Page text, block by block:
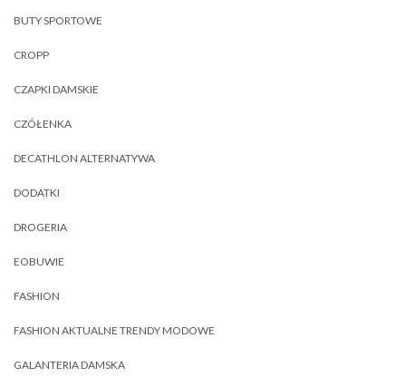
BUTY SPORTOWE
CROPP
CZAPKI DAMSKIE
CZÓŁENKA
DECATHLON ALTERNATYWA
DODATKI
DROGERIA
EOBUWIE
FASHION
FASHION AKTUALNE TRENDY MODOWE
GALANTERIA DAMSKA